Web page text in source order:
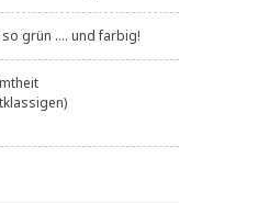
grün .... und farbig!